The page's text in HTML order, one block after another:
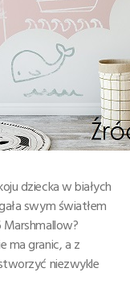
dziecka w białych
swym światłem
Marshmallow?
ma granic, a z
niezwykle